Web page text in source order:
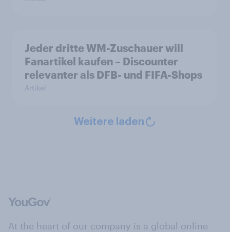
Jeder dritte WM-Zuschauer will
Fanartikel kaufen – Discounter
relevanter als DFB- und FIFA-Shops
Artikel
Weitere laden
At the heart of our company is a global online